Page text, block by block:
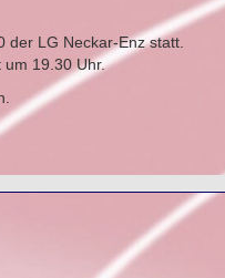
LG Neckar-Enz statt.
um 19.30 Uhr.